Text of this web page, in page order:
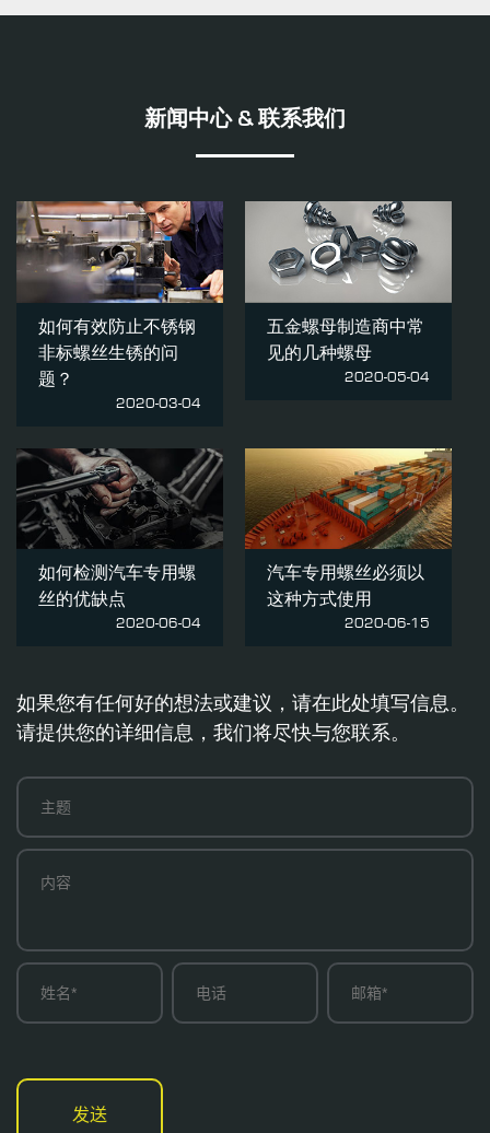
新闻中心 & 联系我们
如何有效防止不锈钢
非标螺丝生锈的问
题？
2020-03-04
五金螺母制造商中常
见的几种螺母
2020-05-04
如何检测汽车专用螺
丝的优缺点
2020-06-04
汽车专用螺丝必须以
这种方式使用
2020-06-15
如果您有任何好的想法或建议，请在此处填写信息。
请提供您的详细信息，我们将尽快与您联系。